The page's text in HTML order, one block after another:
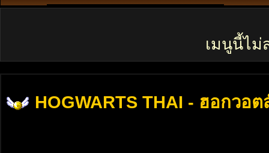
เมนูนี้ไม่
HOGWARTS THAI - ฮอกวอต